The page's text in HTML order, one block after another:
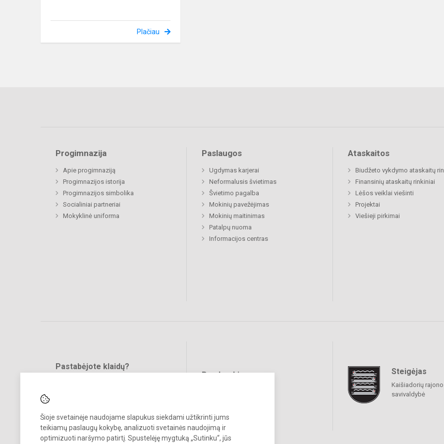
Šioje svetainėje naudojame slapukus siekdami užtikrinti jums
teikiamų paslaugų kokybę, analizuoti svetainės naudojimą ir
optimizuoti naršymo patirtį. Spustelėję mygtuką „Sutinku“, jūs
Plačiau
Progimnazija
Apie progimnaziją
Progimnazijos istorija
Progimnazijos simbolika
Socialiniai partneriai
Mokyklinė uniforma
Paslaugos
Ugdymas karjerai
Neformalusis švietimas
Švietimo pagalba
Mokinių pavežėjimas
Mokinių maitinimas
Patalpų nuoma
Informacijos centras
Ataskaitos
Biudžeto vykdymo ataskaitų
Finansinių ataskaitų rinkiniai
Lėšos veiklai viešinti
Projektai
Viešieji pirkimai
Pastabėjote klaidų?
Bendraukime Steigėjas
Kaišiadorių rajono
savivaldybė